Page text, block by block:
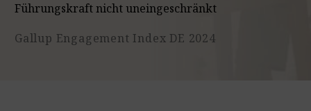
Führungskraft nicht uneingeschränkt
Gallup Engagement Index DE 2024